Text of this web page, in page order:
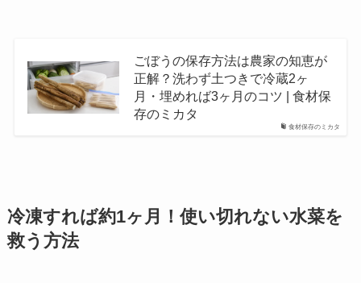
食材保存のミカタ
ごぼうの保存方法は農家の知恵が
正解？洗わず土つきで冷蔵2ヶ
月・埋めれば3ヶ月のコツ | 食材保
存のミカタ
冷凍すれば約1ヶ月！使い切れない水菜を
救う方法